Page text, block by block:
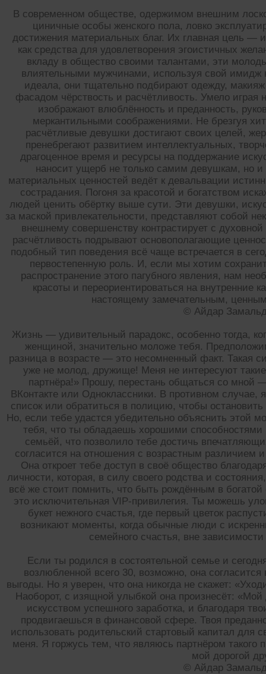
В современном обществе, одержимом внешним
циничные особы женского пола, ловко
достижения материальных благ. Их главная цель —
как средства для удовлетворения эгоистичных
вкладу в общество своими талантами, эти
влиятельными мужчинами, используя свой имидж
идеала, они тщательно подбирают одежду,
фасадом чёрствость и расчётливость. Умело играя
изображают влюблённость и преданность,
меркантильными соображениями. Не брезгуя
расчётливые девушки достигают своих целей,
пренебрегают развитием интеллектуальных,
драгоценное время и ресурсы на поддержание
наносит ущерб не только самим девушкам, но
материальных ценностей ведёт к девальвации
сострадания. Погоня за красотой и богатством
людей ценить обёртку выше сути. Эти девушки,
за маской привлекательности, представляют собой
внешнему совершенству контрастирует с
расчётливость подрывают основополагающие
подобный тип поведения всё чаще встречается в
первостепенную роль. И, если мы хотим
распространение этого пагубного явления, нам
красоты и переориентироваться на внутренние
настоящему замечательным,
© Айдар
Жизнь — удивительный парадокс, особенно тогда,
женщиной, значительно моложе тебя.
разница в возрасте — это несомненный факт. Такая
уже не молод, дружище! Меня не интересуют
партнёра!» Прошу, перестань общаться со мной
ВКонтакте или Одноклассники. В противном
список или обратиться в полицию, чтобы
Но, если тебе удастся убедительно объяснить этой
тебя, что ты обладаешь хорошими способностями
семьёй, что позволило тебе достичь
согласится на отношения с возрастным различием
Она откроет тебе доступ в своё общество
личности, которая, в силу своего родства и
всё же стоит помнить, что быть рождённым в
это исключительная VIP-привилегия. Ты можешь
букет нежного счастья, где первый цветок
возникают моменты, когда обычные люди с
семейного счастья, вне
Если ты родился в состоятельной семье и
возлюбленной всего 30, возможно, она
выгоды. Но я уверен, что она никогда не скажет:
Наоборот, с изящной улыбкой она произнесёт:
искусством успешного заработка, и благодаря
продвигаешься в финансовой сфере. Твоя
использовать родительский стартовый капитал для
меня. Я горжусь тем, что являюсь партнёром такого
мой дорогой
© Айдар